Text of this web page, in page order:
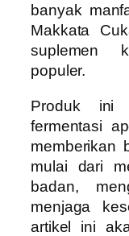
banyak
Makkata
suplemen
populer.
Produk ini
fermentasi
memberikan
mulai dari
badan,
menjaga
artikel ini